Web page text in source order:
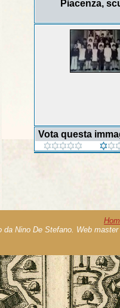
Piacenza,
Vota questa
da Nino De Stefano. Web